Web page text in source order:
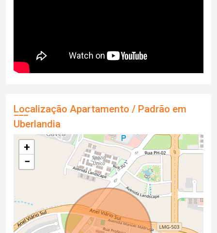
Localização Apartamento / Padrão em
Uberlandia
+
−